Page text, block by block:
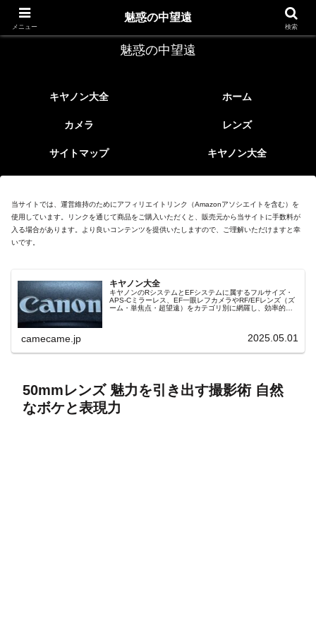
レトロなEFレンズ
魅惑の中望遠
キヤノン大全 ホーム
カメラ レンズ
サイトマップ キヤノン大全
当サイトでは、運営維持のためにアフィリエイトリンク（Amazonアソシエイトを含む）を
使用しています。リンクを通じて商品をご購入いただくと、販売元から当サイトに手数料が
入る場合があります。より良いコンテンツを提供いたしますので、ご理解いただけますと幸
いです。
キヤノン大全
キヤノンのRシステムとEFシステムに属するフルサイズ・
APS-Cミラーレス、EF一眼レフカメラやRF/EFレンズ（ズ
ーム・単焦点・超望遠）をカテゴリ別に網羅し、効率的に
camecame.jp 2025.05.01
50mmレンズ 魅力を引き出す撮影術 自然
なボケと表現力
メニュー
魅惑の中望遠
検索